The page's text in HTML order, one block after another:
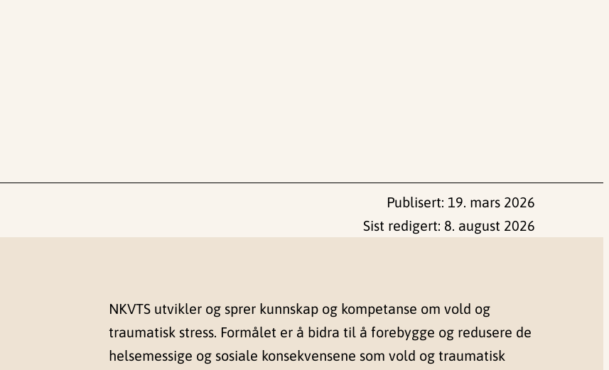
Publisert: 19. mars 2026
Sist redigert: 8. august 2026
NKVTS utvikler og sprer kunnskap og kompetanse om vold og
traumatisk stress. Formålet er å bidra til å forebygge og redusere de
helsemessige og sosiale konsekvensene som vold og traumatisk